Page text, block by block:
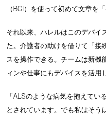
（BCI）を使って初めて文章を
それ以来、ハレルはこのデバイ
た。介護者の助けを借りて「接
スを操作できる。チームは新機
ィンや仕事にもデバイスを活用
「ALSのような病気を抱えて
とされています。でも私はそう